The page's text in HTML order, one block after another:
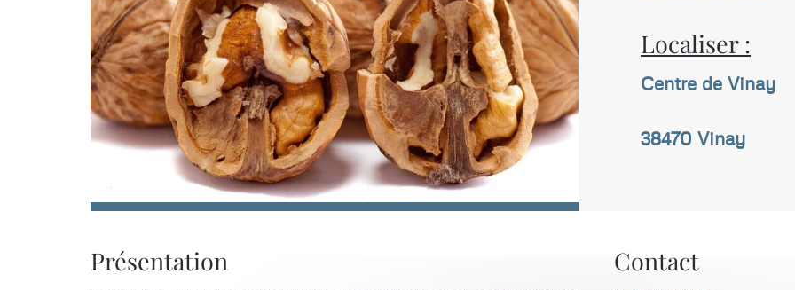
Localiser :
Centre de Vinay
38470 Vinay
Présentation Contact